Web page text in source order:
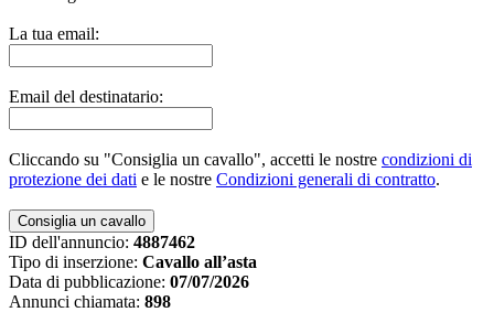
La tua email:
Email del destinatario:
Cliccando su "Consiglia un cavallo", accetti le nostre condizioni di
protezione dei dati e le nostre Condizioni generali di contratto.
ID dell'annuncio: 4887462
Tipo di inserzione: Cavallo all’asta
Data di pubblicazione: 07/07/2026
Annunci chiamata: 898